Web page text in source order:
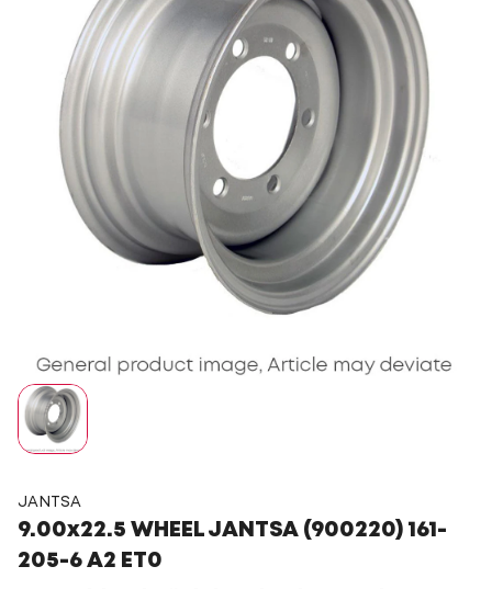
JANTSA
9.00x22.5 WHEEL JANTSA (900220) 161-
205-6 A2 ET0